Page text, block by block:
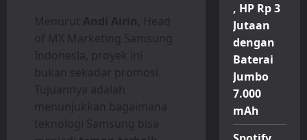
Menurut Andi Airin, Head
of MX Marketing Samsung
Indonesia, proyek ini
bukan sekadar promosi.
Tujuannya adalah
menunjukkan bagaimana
teknologi Samsung bisa
, HP Rp 3
Jutaan
dengan
Baterai
Jumbo
7.000
mAh